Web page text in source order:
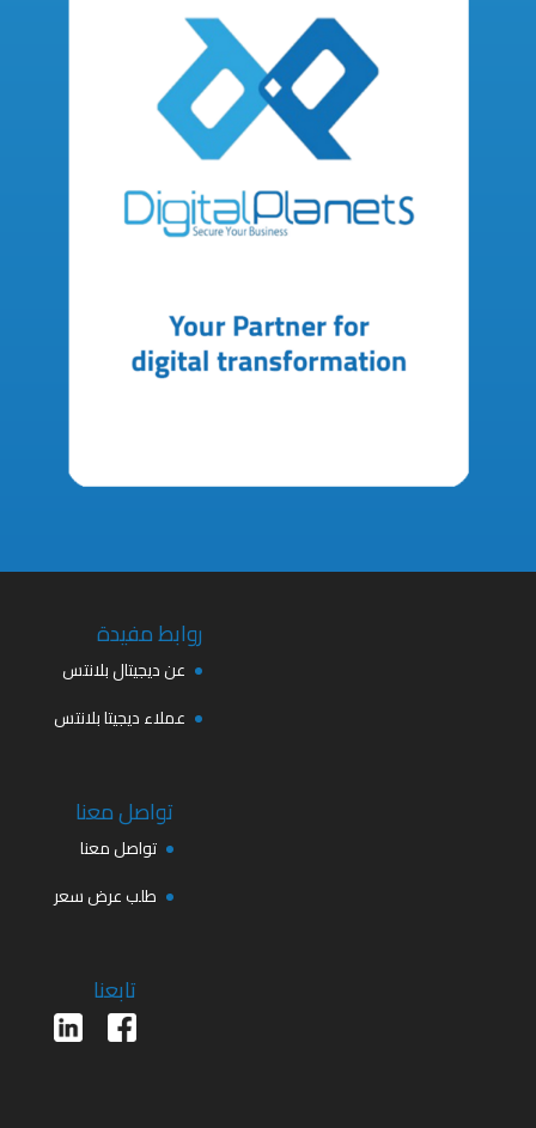
روابط مفيدة
عن ديجيتال بلانتس
عملاء ديجيتا بلانتس
تواصل معنا
تواصل معنا
طلب عرض سعر
تابعنا